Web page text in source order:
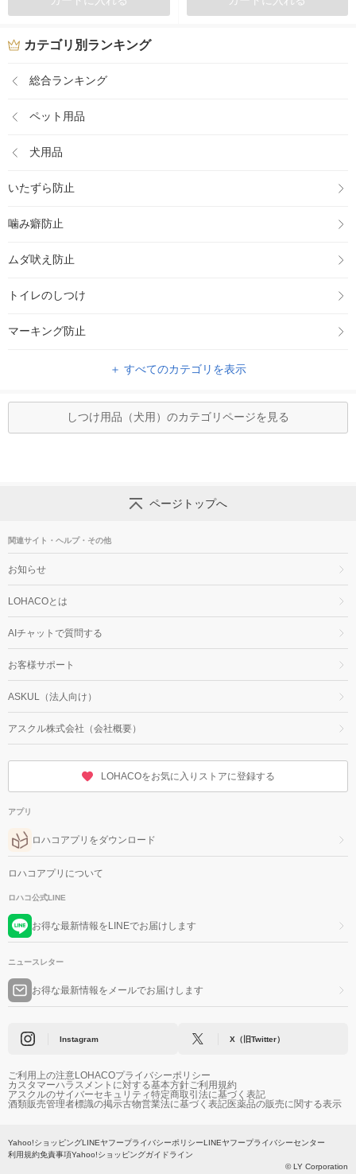
カテゴリ別ランキング
総合ランキング
ペット用品
犬用品
いたずら防止
噛み癖防止
ムダ吠え防止
トイレのしつけ
マーキング防止
＋ すべてのカテゴリを表示
しつけ用品（犬用）のカテゴリページを見る
ページトップへ
関連サイト・ヘルプ・その他
お知らせ
LOHACOとは
AIチャットで質問する
お客様サポート
ASKUL（法人向け）
アスクル株式会社（会社概要）
LOHACOをお気に入りストアに登録する
アプリ
ロハコアプリをダウンロード
ロハコアプリについて
ロハコ公式LINE
お得な最新情報をLINEでお届けします
ニュースレター
お得な最新情報をメールでお届けします
Instagram X（旧Twitter）
ご利用上の注意LOHACOプライバシーポリシー
カスタマーハラスメントに対する基本方針ご利用規約
アスクルのサイバーセキュリティ特定商取引法に基づく表記
酒類販売管理者標識の掲示古物営業法に基づく表記医薬品の販売に関する表示
Yahoo!ショッピングLINEヤフープライバシーポリシーLINEヤフープライバシーセンター
利用規約免責事項Yahoo!ショッピングガイドライン
© LY Corporation